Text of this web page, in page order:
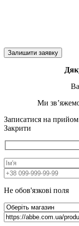
Ми
Записатися на прийом
Закрити
Не обов'язкові поля